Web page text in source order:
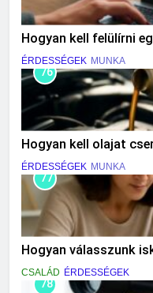
Hogyan kell felülírni
ÉRDESSÉGEK MUNKA
76
Hogyan kell olajat
ÉRDESSÉGEK MUNKA
77
Hogyan válasszunk
CSALÁD ÉRDESSÉGEK
78